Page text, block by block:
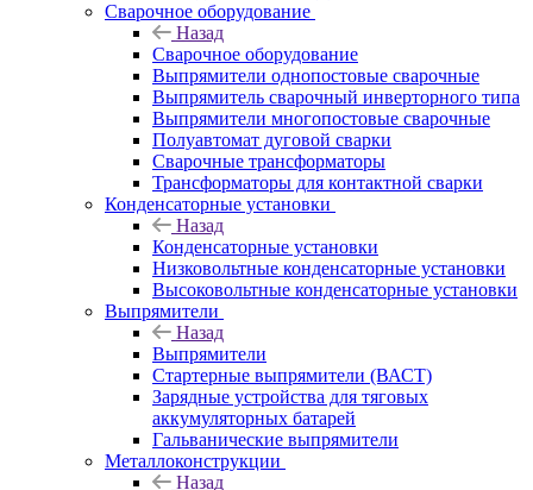
Сварочное оборудование
Назад
Сварочное оборудование
Выпрямители однопостовые сварочные
Выпрямитель сварочный инверторного типа
Выпрямители многопостовые сварочные
Полуавтомат дуговой сварки
Сварочные трансформаторы
Трансформаторы для контактной сварки
Конденсаторные установки
Назад
Конденсаторные установки
Низковольтные конденсаторные установки
Высоковольтные конденсаторные установки
Выпрямители
Назад
Выпрямители
Стартерные выпрямители (ВАСТ)
Зарядные устройства для тяговых
аккумуляторных батарей
Гальванические выпрямители
Металлоконструкции
Назад